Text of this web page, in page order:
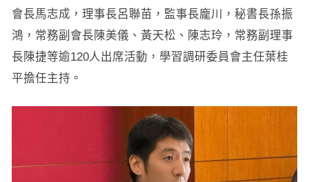
會長馬志成，理事長呂聯苗，監事長龐川，秘書長孫振
鴻，常務副會長陳美儀、黃天松、陳志玲，常務副理事
長陳捷等逾120人出席活動，學習調研委員會主任葉桂
平擔任主持。